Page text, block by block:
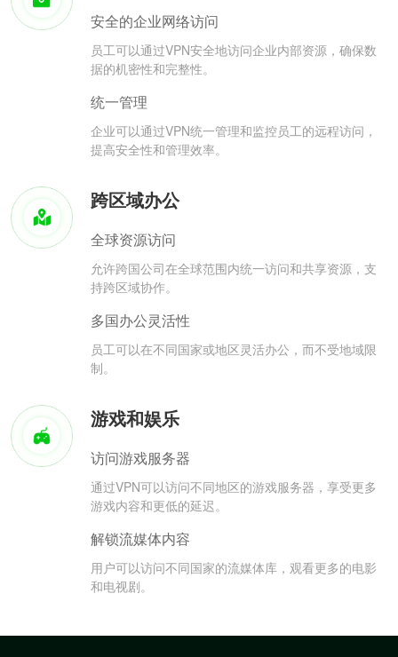
安全的企业网络访问
员工可以通过VPN安全地访问企业内部资源，确保数
据的机密性和完整性。
统一管理
企业可以通过VPN统一管理和监控员工的远程访问，
提高安全性和管理效率。
跨区域办公
全球资源访问
允许跨国公司在全球范围内统一访问和共享资源，支
持跨区域协作。
多国办公灵活性
员工可以在不同国家或地区灵活办公，而不受地域限
制。
游戏和娱乐
访问游戏服务器
通过VPN可以访问不同地区的游戏服务器，享受更多
游戏内容和更低的延迟。
解锁流媒体内容
用户可以访问不同国家的流媒体库，观看更多的电影
和电视剧。